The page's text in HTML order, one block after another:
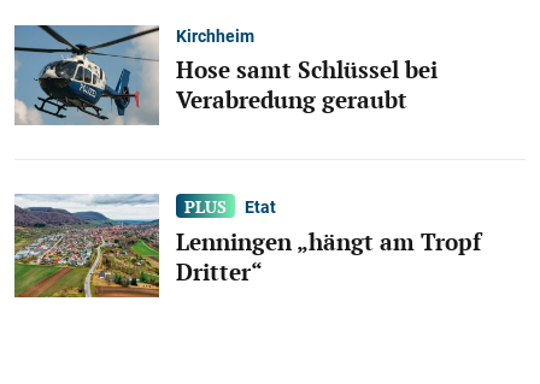
Kirchheim
Hose samt Schlüssel bei
Verabredung geraubt
Etat
Lenningen „hängt am Tropf
Dritter“